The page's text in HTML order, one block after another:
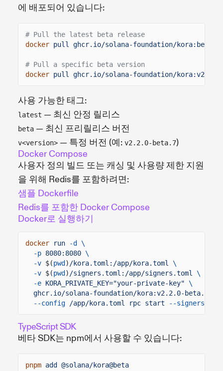
에 배포되어 있습니다:
# Pull the latest beta release
docker pull ghcr.io/solana-foundation/kora:beta
# Pull a specific beta version
docker pull ghcr.io/solana-foundation/
사용 가능한 태그:
latest — 최신 안정 릴리스
beta — 최신 프리릴리스 버전
v<version> — 특정 버전 (예: v2.2.0-beta.7)
Docker Compose
사용자 정의 빌드 또는 캐싱 및 사용량 제한 지원
을 위해 Redis를 포함하려면:
샘플 Dockerfile
Redis를 포함한 Docker Compose
Docker로 실행하기
docker run
-d \
-p 8080:8080 \
-v $(pwd ) /kora.toml:/app/kora.toml
\
-v $(pwd ) /signers.toml:/app/signers.toml
\
-e KORA_PRIVATE_KEY="your-private-key" \
ghcr.io/solana-foundation/kora:v2.2.0-beta.7
--config
/app/kora.toml rpc start --signers-
TypeScript SDK
베타 SDK는 npm에서 사용할 수 있습니다:
pnpm add @solana/kora@beta